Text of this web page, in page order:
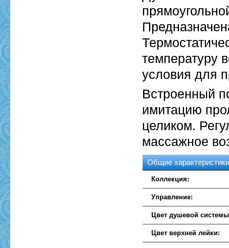
температуру
условия для
Встроенный
имитацию
целиком.
массажное
Общие
Коллекция:
Управление:
Цвет душевой
Цвет верхней лейки: